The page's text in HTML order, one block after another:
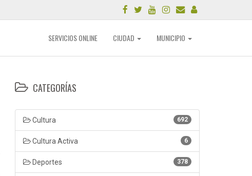
SERVICIOS ONLINE CIUDAD MUNICIPIO
CATEGORÍAS
692
Cultura
6
Cultura Activa
378
Deportes